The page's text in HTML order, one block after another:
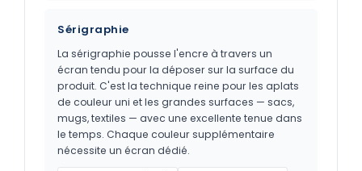
Sérigraphie
La sérigraphie pousse l'encre à travers un
écran tendu pour la déposer sur la surface du
produit. C'est la technique reine pour les aplats
de couleur uni et les grandes surfaces — sacs,
mugs, textiles — avec une excellente tenue dans
le temps. Chaque couleur supplémentaire
nécessite un écran dédié.